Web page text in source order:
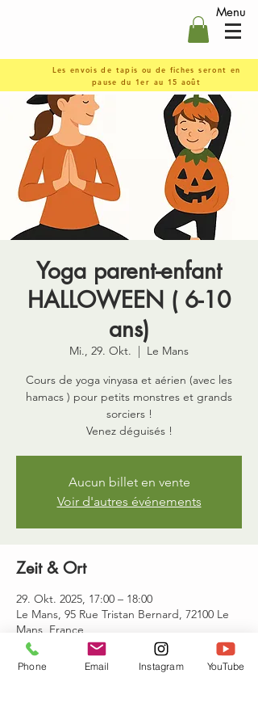
Menu
Les envois de tapis ou de fiches seront en
pause du 1er au 15 août
Yoga parent-enfant
HALLOWEEN ( 6-10
ans)
Mi., 29. Okt.
  |
Le Mans
Cours de yoga vinyasa et aérien (avec les
hamacs ) pour petits monstres et grands
sorciers !
Venez déguisés !
Aucun billet en vente
Voir d'autres événements
Zeit & Ort
29. Okt. 2025, 17:00 – 18:00
Le Mans, 95 Rue Tristan Bernard, 72100 Le
Mans, France
Gäste
Phone Email Instagram YouTube